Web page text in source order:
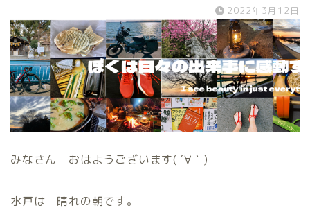
2022年3月12日
みなさん おはようございます( ´∀｀)
水戸は 晴れの朝です。